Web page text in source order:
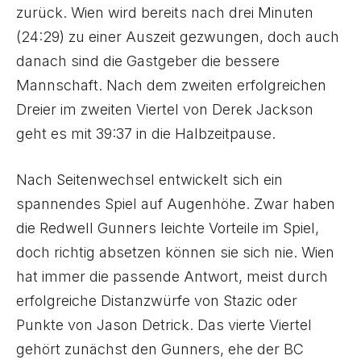
zurück. Wien wird bereits nach drei Minuten
(24:29) zu einer Auszeit gezwungen, doch auch
danach sind die Gastgeber die bessere
Mannschaft. Nach dem zweiten erfolgreichen
Dreier im zweiten Viertel von Derek Jackson
geht es mit 39:37 in die Halbzeitpause.
Nach Seitenwechsel entwickelt sich ein
spannendes Spiel auf Augenhöhe. Zwar haben
die Redwell Gunners leichte Vorteile im Spiel,
doch richtig absetzen können sie sich nie. Wien
hat immer die passende Antwort, meist durch
erfolgreiche Distanzwürfe von Stazic oder
Punkte von Jason Detrick. Das vierte Viertel
gehört zunächst den Gunners, ehe der BC